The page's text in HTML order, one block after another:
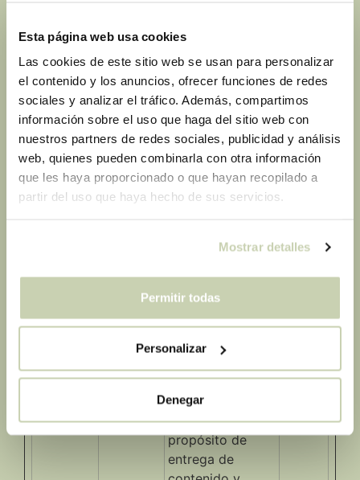
Esta página web usa cookies
Las cookies de este sitio web se usan para personalizar
el contenido y los anuncios, ofrecer funciones de redes
sociales y analizar el tráfico. Además, compartimos
información sobre el uso que haga del sitio web con
nuestros partners de redes sociales, publicidad y análisis
web, quienes pueden combinarla con otra información
que les haya proporcionado o que hayan recopilado a
partir del uso que haya hecho de sus servicios.
Mostrar detalles
Permitir todas
Personalizar
Denegar
humanos y bots.
wc_cart_
hash_#
mareterr
acoffeein
stitute.co
m
Pendiente
Persist
ente
wc_fragm
ents_#
mareterr
acoffeein
stitute.co
Pendiente Sesión
okie
stitute.co
Utilizada para
navegador del
usuario admite
cookies.
Sesión
upports
mareterr
stitute.co
Esta cookie está
paquete de
cookies que
sirven al
propósito de
entrega de